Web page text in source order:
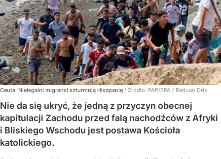
Ceuta. Nielegalni migranci szturmują Hiszpanię / Źródło: PAP/EPA / Reduan Dris
Nie da się ukryć, że jedną z przyczyn obecnej
kapitulacji Zachodu przed falą nachodźców z Afryki
i Bliskiego Wschodu jest postawa Kościoła
katolickiego.